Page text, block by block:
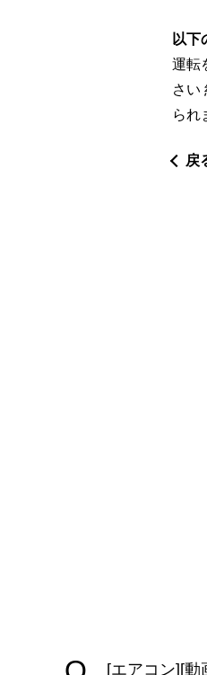
以下
運転
さい
られ
戻
[エアコン][動